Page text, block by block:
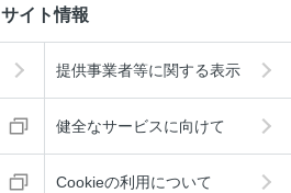
サイト情報
提供事業者等に関する表示
健全なサービスに向けて
Cookieの利用について